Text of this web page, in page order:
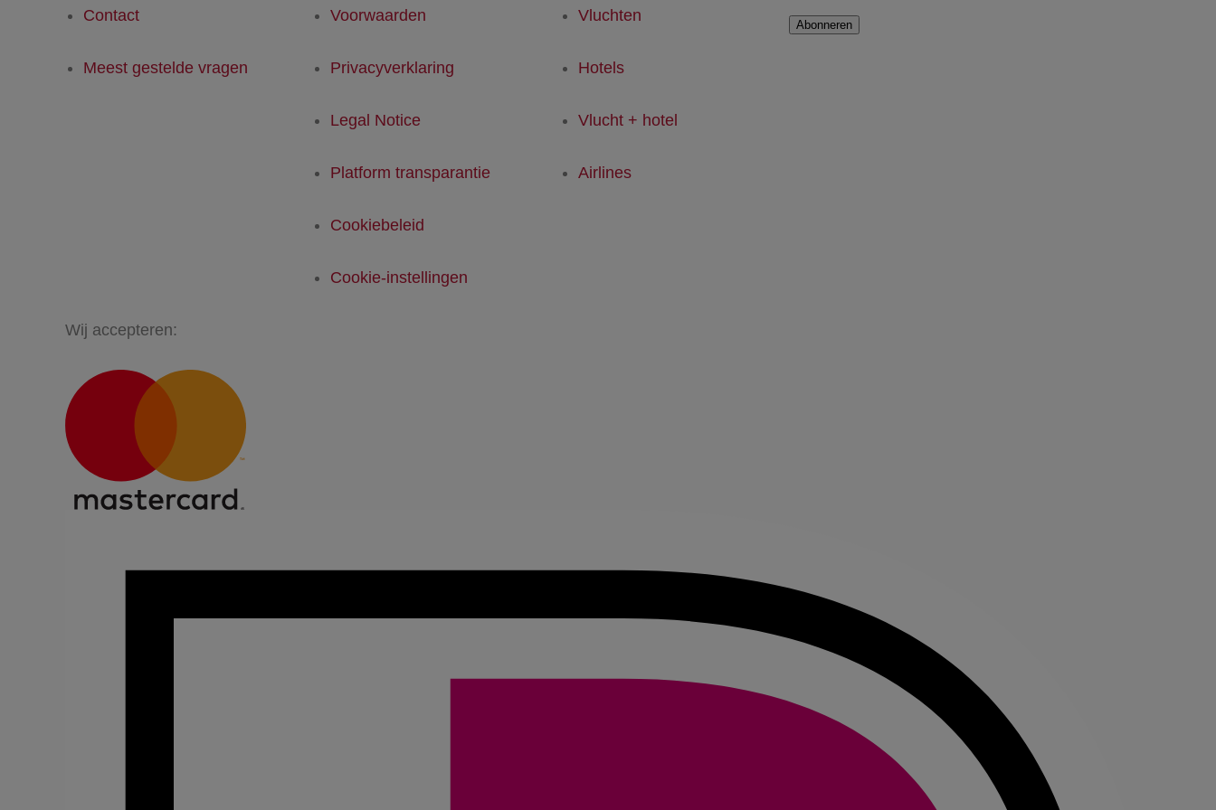
Contact
Meest gestelde vragen
Voorwaarden
Privacyverklaring
Legal Notice
Platform transparantie
Cookiebeleid
Cookie-instellingen
Vluchten
Hotels
Vlucht + hotel
Airlines
Abonneren
Wij accepteren: